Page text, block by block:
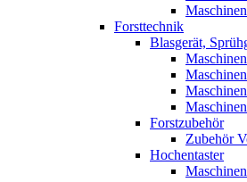
Forsttechnik
Blasgerät,
Forstzubehör
Zubehör
Hochentaster